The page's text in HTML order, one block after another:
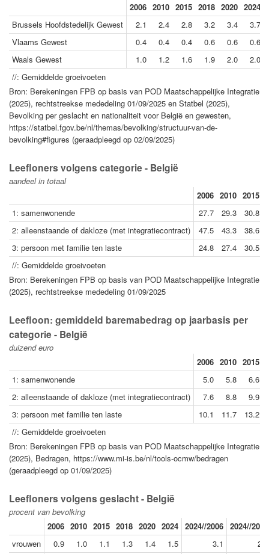
2006 2010 2015 2018 2020 2024
Brussels Hoofdstedelijk Gewest
2.1 2.4 2.8 3.2 3.4
3.7
Vlaams Gewest
0.4 0.4 0.4 0.6 0.6
0.6
Waals Gewest
1.0 1.2 1.6 1.9 2.0
2.0
//: Gemiddelde groeivoeten
Bron: Berekeningen FPB op basis van POD Maatschappelijke Integratie
(2025), rechtstreekse mededeling 01/09/2025 en Statbel (2025),
Bevolking per geslacht en nationaliteit voor België en gewesten,
https://statbel.fgov.be/nl/themas/bevolking/structuur-van-de-
bevolking#figures (geraadpleegd op 02/09/2025)
Leefloners volgens categorie - België
aandeel in totaal
2006 2010 2015
1: samenwonende
27.7 29.3 30.8
2: alleenstaande of dakloze (met integratiecontract)
47.5 43.3 38.6
3: persoon met familie ten laste
24.8 27.4 30.5
//: Gemiddelde groeivoeten
Bron: Berekeningen FPB op basis van POD Maatschappelijke Integratie
(2025), rechtstreekse mededeling 01/09/2025
Leefloon: gemiddeld baremabedrag op jaarbasis per
categorie - België
duizend euro
2006 2010 2015
1: samenwonende
5.0 5.8
6.6
2: alleenstaande of dakloze (met integratiecontract)
7.6 8.8 9.9
3: persoon met familie ten laste
10.1 11.7 13.2
//: Gemiddelde groeivoeten
Bron: Berekeningen FPB op basis van POD Maatschappelijke Integratie
(2025), Bedragen, https://www.mi-is.be/nl/tools-ocmw/bedragen
(geraadpleegd op 01/09/2025)
Leefloners volgens geslacht - België
procent van bevolking
2006 2010 2015 2018 2020 2024 2024//2006 2024//2019
vrouwen
0.9 1.0 1.1 1.3 1.4 1.5 3.1
2.2